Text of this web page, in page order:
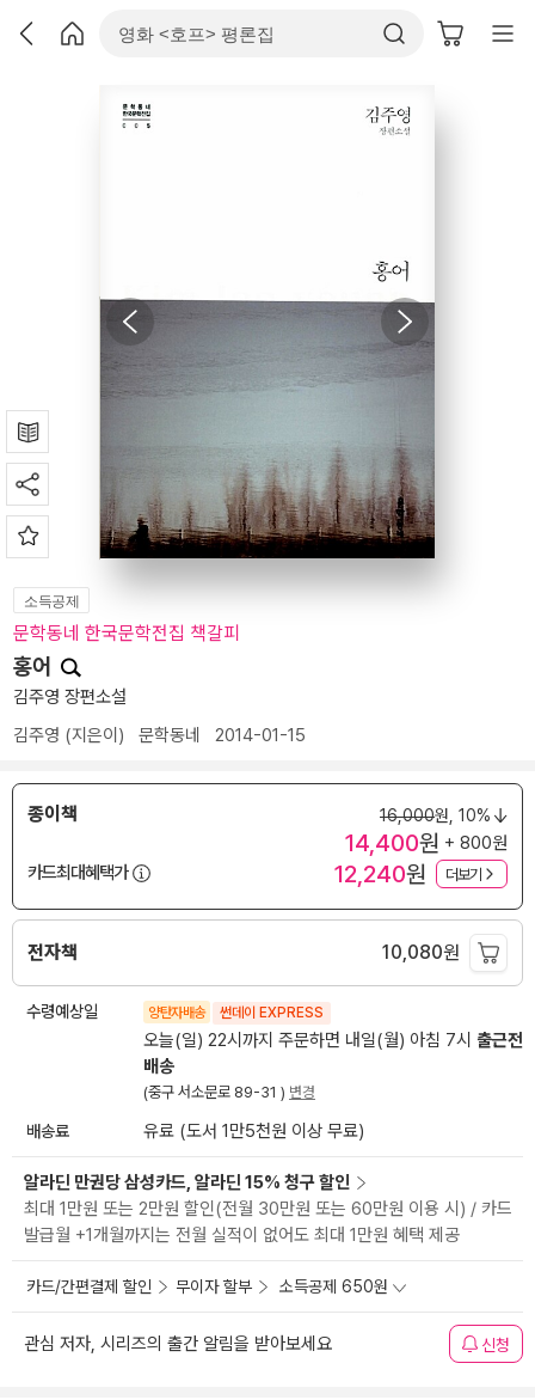
소득공제
문학동네 한국문학전집 책갈피
홍어
김주영 장편소설
김주영 (지은이) 문학동네 2014-01-15
종이책 16,000원, 10%
14,400원 + 800원
카드최대혜택가
12,240원 더보기
전자책 10,080원
수령예상일 양탄자배송 썬데이 EXPRESS
오늘(일) 22시까지 주문하면 내일(월) 아침 7시 출근전
배송
(중구 서소문로 89-31 ) 변경
배송료 유료 (도서 1만5천원 이상 무료)
알라딘 만권당 삼성카드, 알라딘 15% 청구 할인
최대 1만원 또는 2만원 할인(전월 30만원 또는 60만원 이용 시) / 카드
발급월 +1개월까지는 전월 실적이 없어도 최대 1만원 혜택 제공
카드/간편결제 할인 무이자 할부 소득공제 650원
관심 저자, 시리즈의 출간 알림을 받아보세요 신청